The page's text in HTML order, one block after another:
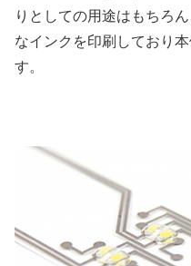
りとしての用途はもちろ
なインクを印刷しており
す。